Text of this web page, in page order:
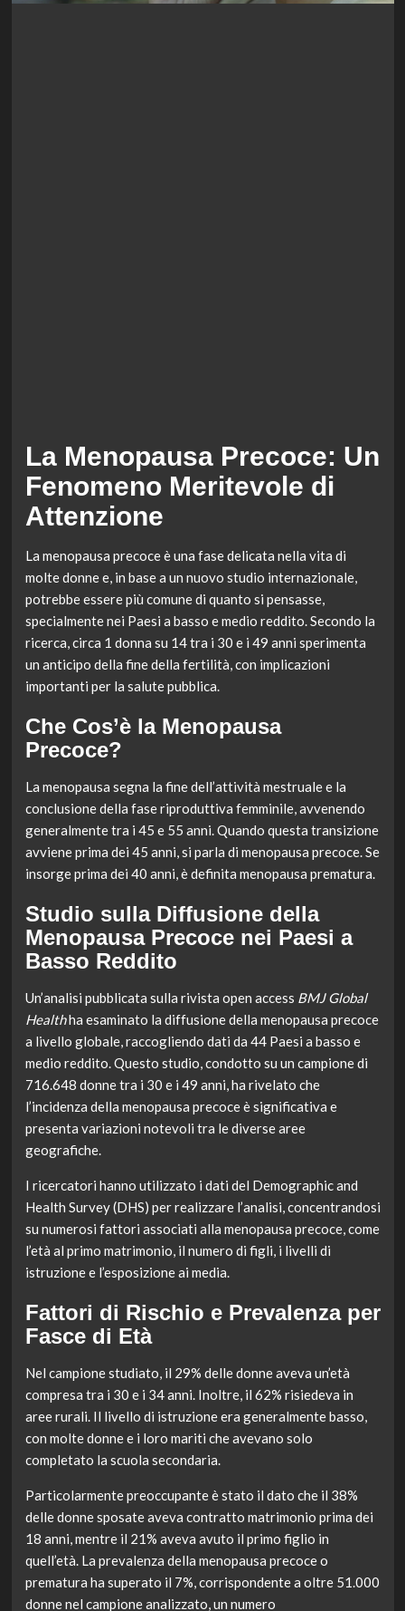
La Menopausa Precoce: Un
Fenomeno Meritevole di
Attenzione
La menopausa precoce è una fase delicata nella vita di
molte donne e, in base a un nuovo studio internazionale,
potrebbe essere più comune di quanto si pensasse,
specialmente nei Paesi a basso e medio reddito. Secondo la
ricerca, circa 1 donna su 14 tra i 30 e i 49 anni sperimenta
un anticipo della fine della fertilità, con implicazioni
importanti per la salute pubblica.
Che Cos’è la Menopausa
Precoce?
La menopausa segna la fine dell’attività mestruale e la
conclusione della fase riproduttiva femminile, avvenendo
generalmente tra i 45 e 55 anni. Quando questa transizione
avviene prima dei 45 anni, si parla di menopausa precoce. Se
insorge prima dei 40 anni, è definita menopausa prematura.
Studio sulla Diffusione della
Menopausa Precoce nei Paesi a
Basso Reddito
Un’analisi pubblicata sulla rivista open access BMJ Global
Healthha esaminato la diffusione della menopausa precoce
a livello globale, raccogliendo dati da 44 Paesi a basso e
medio reddito. Questo studio, condotto su un campione di
716.648 donne tra i 30 e i 49 anni, ha rivelato che
l’incidenza della menopausa precoce è significativa e
presenta variazioni notevoli tra le diverse aree
geografiche.
I ricercatori hanno utilizzato i dati del Demographic and
Health Survey (DHS) per realizzare l’analisi, concentrandosi
su numerosi fattori associati alla menopausa precoce, come
l’età al primo matrimonio, il numero di figli, i livelli di
istruzione e l’esposizione ai media.
Fattori di Rischio e Prevalenza per
Fasce di Età
Nel campione studiato, il 29% delle donne aveva un’età
compresa tra i 30 e i 34 anni. Inoltre, il 62% risiedeva in
aree rurali. Il livello di istruzione era generalmente basso,
con molte donne e i loro mariti che avevano solo
completato la scuola secondaria.
Particolarmente preoccupante è stato il dato che il 38%
delle donne sposate aveva contratto matrimonio prima dei
18 anni, mentre il 21% aveva avuto il primo figlio in
quell’età. La prevalenza della menopausa precoce o
prematura ha superato il 7%, corrispondente a oltre 51.000
donne nel campione analizzato, un numero